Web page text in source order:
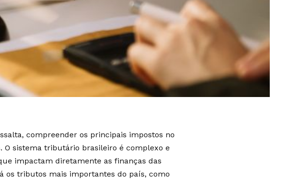
compreender os principais impostos no
O sistema tributário brasileiro é complexo e
impactam diretamente as finanças das
os tributos mais importantes do país, como